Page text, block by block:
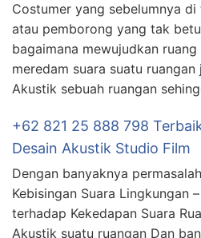
Costumer yang sebelumnya
atau pemborong yang tak
bagaimana mewujudkan
meredam suara suatu
Akustik sebuah ruangan
+62 821 25 888 798
Desain Akustik Studio Film
Dengan banyaknya
Kebisingan Suara Lingkungan
terhadap Kekedapan Suara
Akustik suatu ruangan Dan